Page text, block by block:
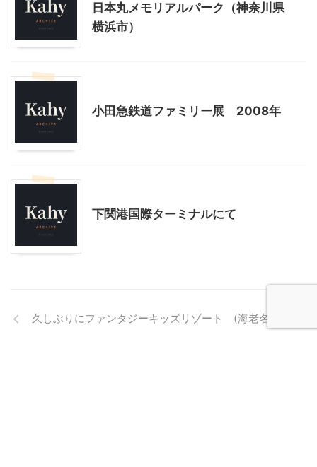
日本丸メモリアルパーク（神奈川県
横浜市）
小田急鉄道ファミリー展 2008年
下関港国際ターミナルにて
久しぶりにファンタジーキッズリゾート (海老名市)